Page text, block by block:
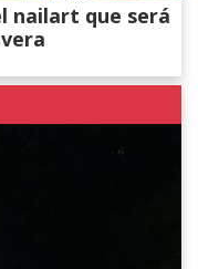
nailart que será